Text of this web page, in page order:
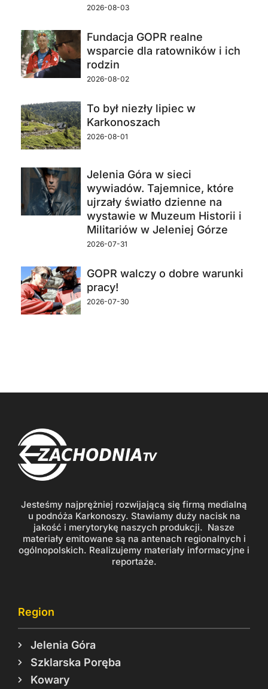
2026-08-03
Fundacja GOPR realne
wsparcie dla ratowników i ich
rodzin
2026-08-02
To był niezły lipiec w
Karkonoszach
2026-08-01
Jelenia Góra w sieci
wywiadów. Tajemnice, które
ujrzały światło dzienne na
wystawie w Muzeum Historii i
Militariów w Jeleniej Górze
2026-07-31
GOPR walczy o dobre warunki
pracy!
2026-07-30
Jesteśmy najprężniej rozwijającą się firmą medialną
u podnóża Karkonoszy. Stawiamy duży nacisk na
jakość i merytorykę naszych produkcji. Nasze
materiały emitowane są na antenach regionalnych i
ogólnopolskich. Realizujemy materiały informacyjne i
reportaże.
Region
Jelenia Góra
Szklarska Poręba
Kowary